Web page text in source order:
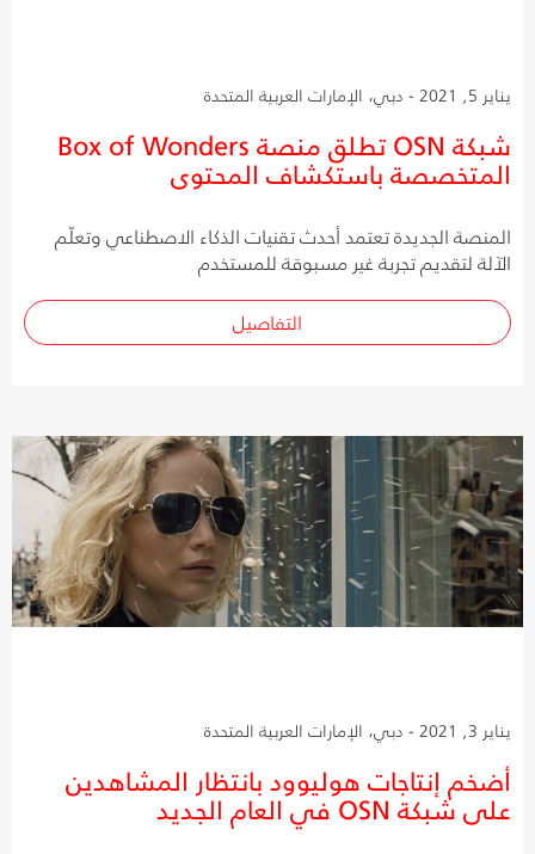
يناير 5, 2021 - دبي، الإمارات العربية المتحدة
شبكة OSN تطلق منصة Box of Wonders
المتخصصة باستكشاف المحتوى
المنصة الجديدة تعتمد أحدث تقنيات الذكاء الاصطناعي وتعلّم
الآلة لتقديم تجربة غير مسبوقة للمستخدم
التفاصيل
يناير 3, 2021 - دبي، الإمارات العربية المتحدة
أضخم إنتاجات هوليوود بانتظار المشاهدين
على شبكة OSN في العام الجديد